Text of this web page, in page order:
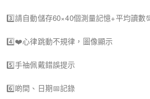
3️⃣請自動儲存60×40個測量記憶+平均讀數
4️⃣❤️心律跳動不規律，圖像顯示
5️⃣手䄂佩戴錯誤提示
6️⃣啲間、日期📅記錄